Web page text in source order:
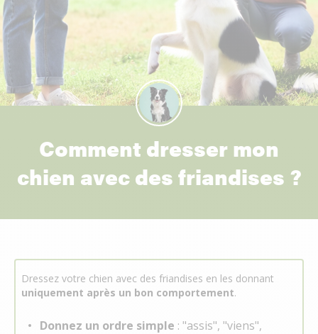
Comment dresser mon
chien avec des friandises ?
Dressez votre chien avec des friandises en les donnant
uniquement après un bon comportement.
Donnez un ordre simple : "assis", "viens",